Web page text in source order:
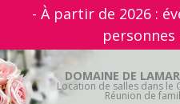
- À partir de 2026 :
Skip
to
content
DOMAINE DE
Location de salles dans le
Réunion de